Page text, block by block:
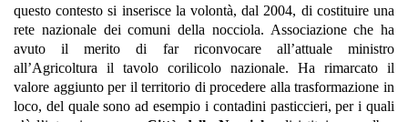
questo contesto si inserisce la volontà, dal 2004, di costituire una
rete nazionale dei comuni della nocciola. Associazione che ha
avuto il merito di far riconvocare all’attuale ministro
all’Agricoltura il tavolo corilicolo nazionale. Ha rimarcato il
valore aggiunto per il territorio di procedere alla trasformazione in
loco, del quale sono ad esempio i contadini pasticcieri, per i quali